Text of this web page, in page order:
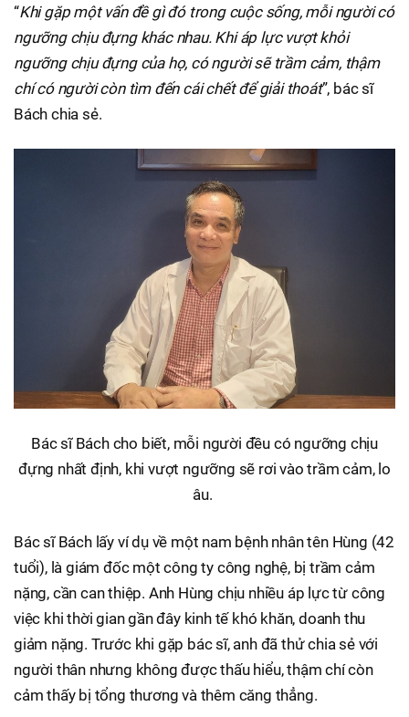
“Khi gặp một vấn đề gì đó trong cuộc sống, mỗi người có
ngưỡng chịu đựng khác nhau. Khi áp lực vượt khỏi
ngưỡng chịu đựng của họ, có người sẽ trầm cảm, thậm
chí có người còn tìm đến cái chết để giải thoát”, bác sĩ
Bách chia sẻ.
Bác sĩ Bách cho biết, mỗi người đều có ngưỡng chịu
đựng nhất định, khi vượt ngưỡng sẽ rơi vào trầm cảm, lo
âu.
Bác sĩ Bách lấy ví dụ về một nam bệnh nhân tên Hùng (42
tuổi), là giám đốc một công ty công nghệ, bị trầm cảm
nặng, cần can thiệp. Anh Hùng chịu nhiều áp lực từ công
việc khi thời gian gần đây kinh tế khó khăn, doanh thu
giảm nặng. Trước khi gặp bác sĩ, anh đã thử chia sẻ với
người thân nhưng không được thấu hiểu, thậm chí còn
cảm thấy bị tổng thương và thêm căng thẳng.